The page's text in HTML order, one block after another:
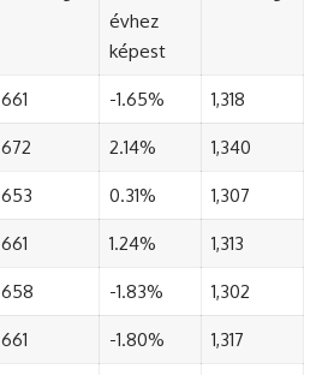
évhez
képest
661 -1.65% 1,318
672 2.14% 1,340
653 0.31% 1,307
661 1.24% 1,313
658 -1.83% 1,302
661 -1.80% 1,317